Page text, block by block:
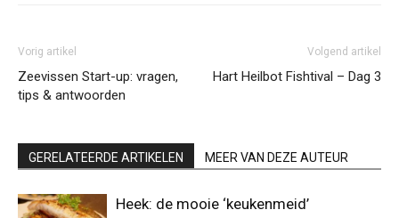
Vorig artikel
Zeevissen Start-up: vragen,
tips & antwoorden
Volgend artikel
Hart Heilbot Fishtival – Dag 3
GERELATEERDE ARTIKELEN MEER VAN DEZE AUTEUR
Heek: de mooie ‘keukenmeid’